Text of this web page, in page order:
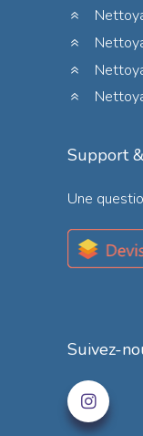
Support
Une
Suivez-